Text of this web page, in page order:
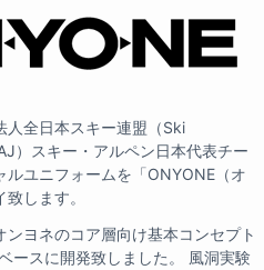
人全日本スキー連盟（Ski
）スキー・アルペン日本代表チー
ユニフォームを「ONYONE（オ
します。
ヨネのコア層向け基本コンセプト
ースに開発致しました。 風洞実験